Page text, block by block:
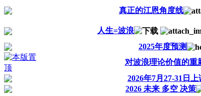
真正的江恩角度线
人生=波浪
2025年度预测
对波浪理论价值的重
2026年7月27-31日
2026 未来 多空 决策